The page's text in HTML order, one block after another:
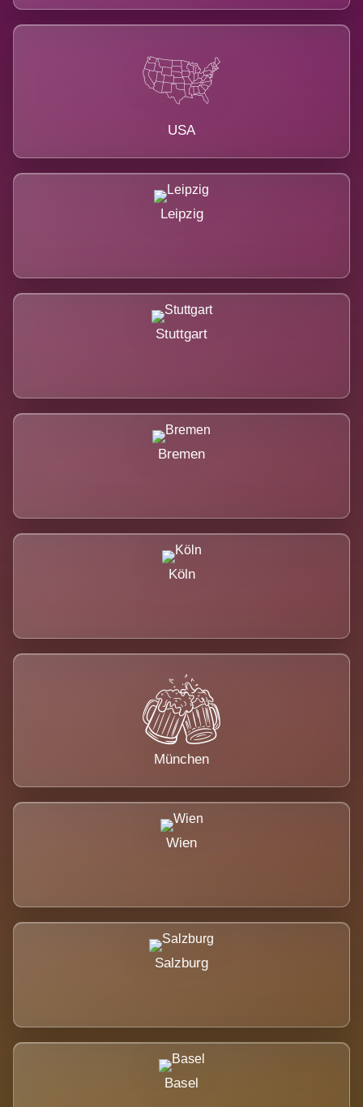
USA
Leipzig
Stuttgart
Bremen
Köln
München
Wien
Salzburg
Basel